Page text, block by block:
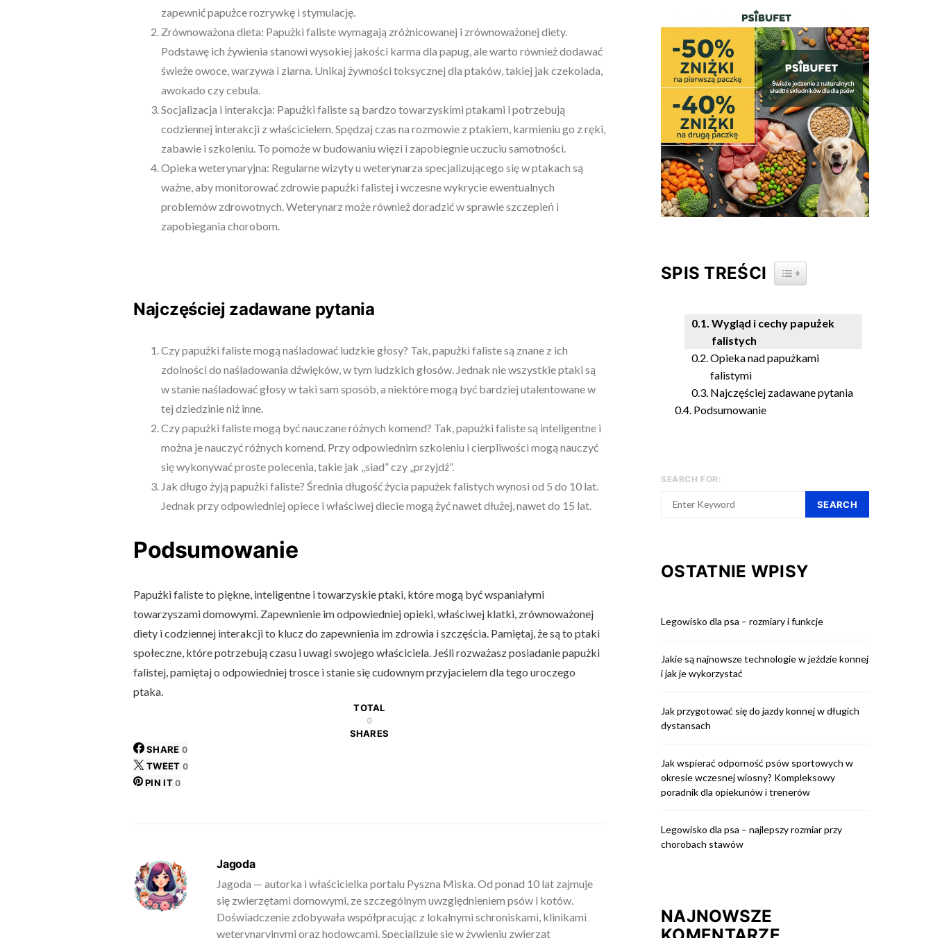
zapewnić papużce rozrywkę i stymulację.
Zrównoważona dieta: Papużki faliste wymagają zróżnicowanej i zrównoważonej diety.
Podstawę ich żywienia stanowi wysokiej jakości karma dla papug, ale warto również dodawać
świeże owoce, warzywa i ziarna. Unikaj żywności toksycznej dla ptaków, takiej jak czekolada,
awokado czy cebula.
Socjalizacja i interakcja: Papużki faliste są bardzo towarzyskimi ptakami i potrzebują
codziennej interakcji z właścicielem. Spędzaj czas na rozmowie z ptakiem, karmieniu go z ręki,
zabawie i szkoleniu. To pomoże w budowaniu więzi i zapobiegnie uczuciu samotności.
Opieka weterynaryjna: Regularne wizyty u weterynarza specjalizującego się w ptakach są
ważne, aby monitorować zdrowie papużki falistej i wczesne wykrycie ewentualnych
problemów zdrowotnych. Weterynarz może również doradzić w sprawie szczepień i
zapobiegania chorobom.
Najczęściej zadawane pytania
Czy papużki faliste mogą naśladować ludzkie głosy? Tak, papużki faliste są znane z ich
zdolności do naśladowania dźwięków, w tym ludzkich głosów. Jednak nie wszystkie ptaki są
w stanie naśladować głosy w taki sam sposób, a niektóre mogą być bardziej utalentowane w
tej dziedzinie niż inne.
Czy papużki faliste mogą być nauczane różnych komend? Tak, papużki faliste są inteligentne i
można je nauczyć różnych komend. Przy odpowiednim szkoleniu i cierpliwości mogą nauczyć
się wykonywać proste polecenia, takie jak „siad” czy „przyjdź”.
Jak długo żyją papużki faliste? Średnia długość życia papużek falistych wynosi od 5 do 10 lat.
Jednak przy odpowiedniej opiece i właściwej diecie mogą żyć nawet dłużej, nawet do 15 lat.
Podsumowanie
Papużki faliste to piękne, inteligentne i towarzyskie ptaki, które mogą być wspaniałymi
towarzyszami domowymi. Zapewnienie im odpowiedniej opieki, właściwej klatki, zrównoważonej
diety i codziennej interakcji to klucz do zapewnienia im zdrowia i szczęścia. Pamiętaj, że są to ptaki
społeczne, które potrzebują czasu i uwagi swojego właściciela. Jeśli rozważasz posiadanie papużki
falistej, pamiętaj o odpowiedniej trosce i stanie się cudownym przyjacielem dla tego uroczego
ptaka.
TOTAL
0
SHARES
SHARE 0
TWEET 0
PIN IT 0
Jagoda
Jagoda — autorka i właścicielka portalu Pyszna Miska. Od ponad 10 lat zajmuje
się zwierzętami domowymi, ze szczególnym uwzględnieniem psów i kotów.
Doświadczenie zdobywała współpracując z lokalnymi schroniskami, klinikami
weterynaryjnymi oraz hodowcami. Specjalizuje się w żywieniu zwierząt
SPIS TREŚCI TOGGLE TABLE OF CONTENT
Wygląd i cechy papużek
falistych
Opieka nad papużkami
falistymi
Najczęściej zadawane pytania
Podsumowanie
SEARCH FOR:
SEARCH
OSTATNIE WPISY
Legowisko dla psa – rozmiary i funkcje
Jakie są najnowsze technologie w jeździe konnej
i jak je wykorzystać
Jak przygotować się do jazdy konnej w długich
dystansach
Jak wspierać odporność psów sportowych w
okresie wczesnej wiosny? Kompleksowy
poradnik dla opiekunów i trenerów
Legowisko dla psa – najlepszy rozmiar przy
chorobach stawów
NAJNOWSZE